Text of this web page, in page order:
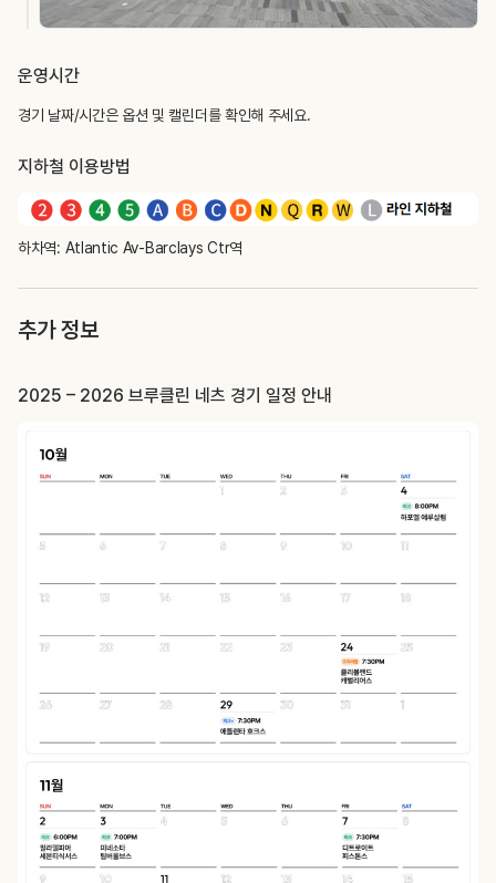
운영시간
경기 날짜/시간은 옵션 및 캘린더를 확인해 주세요.
지하철 이용방법
하차역: Atlantic Av-Barclays Ctr역
추가 정보
2025 – 2026 브루클린 네츠 경기 일정 안내